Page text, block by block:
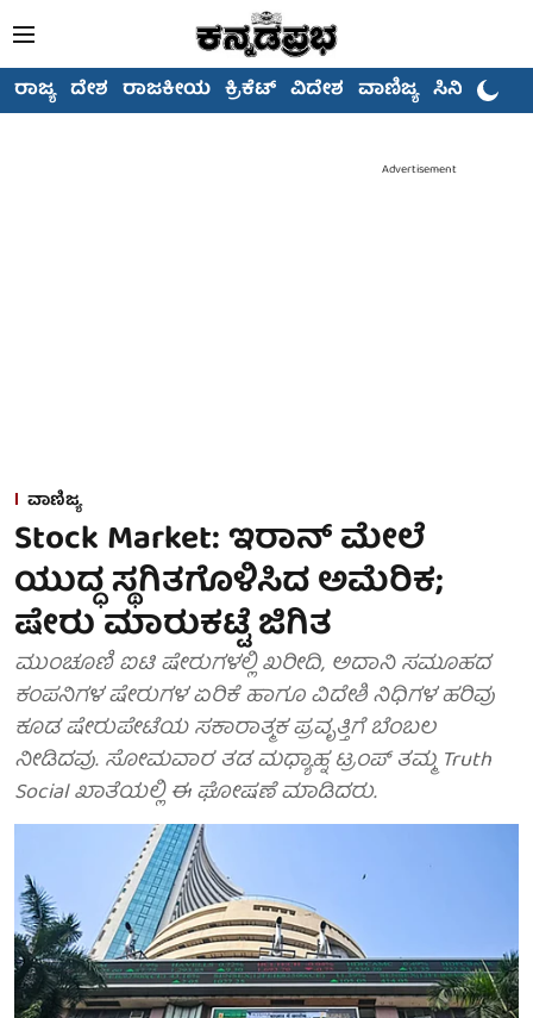
ರಾಜ್ಯ ದೇಶ ರಾಜಕೀಯ ಕ್ರಿಕೆಟ್ ವಿದೇಶ ವಾಣಿಜ್ಯ ಸಿನಿಮಾ
Advertisement
ವಾಣಿಜ್ಯ
Stock Market: ಇರಾನ್ ಮೇಲೆ
ಯುದ್ಧ ಸ್ಥಗಿತಗೊಳಿಸಿದ ಅಮೆರಿಕ;
ಷೇರು ಮಾರುಕಟ್ಟೆ ಜಿಗಿತ
ಮುಂಚೂಣಿ ಐಟಿ ಷೇರುಗಳಲ್ಲಿ ಖರೀದಿ, ಅದಾನಿ ಸಮೂಹದ
ಕಂಪನಿಗಳ ಷೇರುಗಳ ಏರಿಕೆ ಹಾಗೂ ವಿದೇಶಿ ನಿಧಿಗಳ ಹರಿವು
ಕೂಡ ಷೇರುಪೇಟೆಯ ಸಕಾರಾತ್ಮಕ ಪ್ರವೃತ್ತಿಗೆ ಬೆಂಬಲ
ನೀಡಿದವು. ಸೋಮವಾರ ತಡ ಮಧ್ಯಾಹ್ನ ಟ್ರಂಪ್ ತಮ್ಮ Truth
Social ಖಾತೆಯಲ್ಲಿ ಈ ಘೋಷಣೆ ಮಾಡಿದರು.